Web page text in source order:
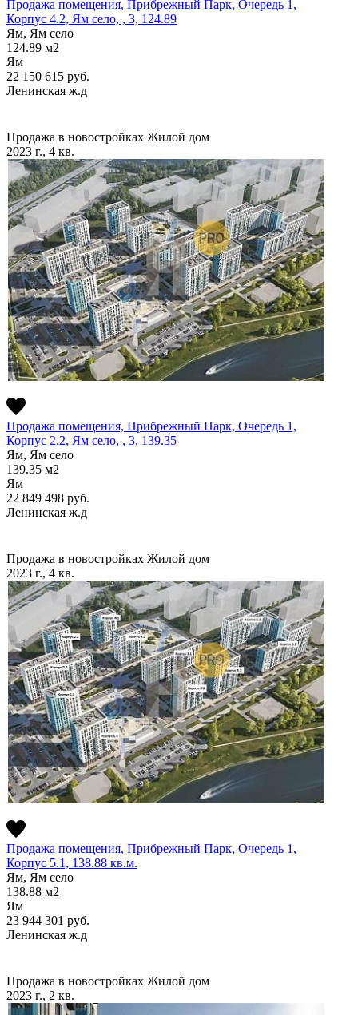
Продажа помещения, Прибрежный Парк, Очередь 1,
Корпус 4.2, Ям село, , 3, 124.89
Ям, Ям село
124.89 м2
Ям
22 150 615 руб.
Ленинская ж.д
Продажа в новостройках Жилой дом
2023 г., 4 кв.
Продажа помещения, Прибрежный Парк, Очередь 1,
Корпус 2.2, Ям село, , 3, 139.35
Ям, Ям село
139.35 м2
Ям
22 849 498 руб.
Ленинская ж.д
Продажа в новостройках Жилой дом
2023 г., 4 кв.
Продажа помещения, Прибрежный Парк, Очередь 1,
Корпус 5.1, 138.88 кв.м.
Ям, Ям село
138.88 м2
Ям
23 944 301 руб.
Ленинская ж.д
Продажа в новостройках Жилой дом
2023 г., 2 кв.